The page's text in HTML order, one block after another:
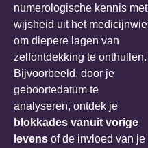
numerologische kennis met
wijsheid uit het medicijnwiel
om diepere lagen van
zelfontdekking te onthullen.
Bijvoorbeeld, door je
geboortedatum te
analyseren, ontdek je
blokkades vanuit vorige
levens of de invloed van je